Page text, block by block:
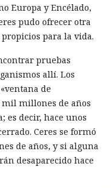
Europa y Encélado,
pudo ofrecer otra
para la vida.
pruebas
allí. Los
de
millones de años
es decir, hace unos
Ceres se formó
de años, y si alguna
desaparecido hace